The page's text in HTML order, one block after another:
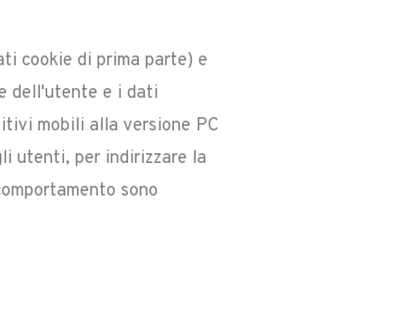
cookie di prima parte) e
dell'utente e i dati
mobili alla versione PC
utenti, per indirizzare la
sono